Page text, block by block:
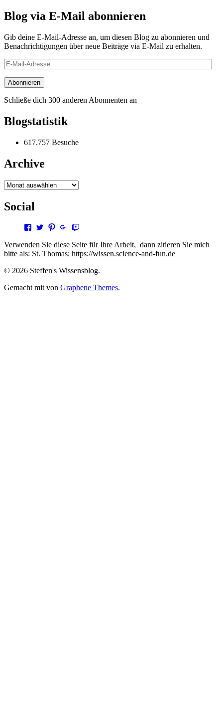
Blog via E-Mail abonnieren
Gib deine E-Mail-Adresse an, um diesen Blog zu abonnieren und
Benachrichtigungen über neue Beiträge via E-Mail zu erhalten.
E-
Mail-
Adresse
Abonnieren
Schließe dich 300 anderen Abonnenten an
Blogstatistik
617.757 Besuche
Archive
Archive
Social
Profil
steffen.thomas1
auf
Facebook
anzeigen
Profil
steto123
auf
Twitter
anzeigen
Profil
steffen3669
auf
Pinterest
anzeigen
Profil
Steffen
Thomas
auf
Google+
anzeigen
steto123
auf
Twitch
anzeigen
Verwenden Sie diese Seite für Ihre Arbeit, dann zitieren Sie mich
bitte als: St. Thomas; https://wissen.science-and-fun.de
© 2026 Steffen's Wissensblog.
Gemacht mit von Graphene Themes.